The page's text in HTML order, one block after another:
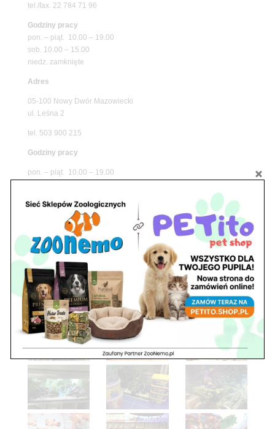
tel./fax. 22 784 71 96
Godziny pracy
pon. – piąt. 10.00 – 19.00
sob. 10.00 – 15.00
niedz. zamknięte
Adres
05-100 Nowy Dwór Mazowiecki
ul. Leśna 2
tel. 503 900 215
Godziny pracy
pon. – piąt. 10.00 – 19.00